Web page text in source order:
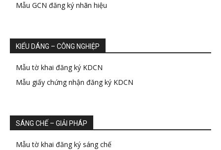
Mẫu GCN đăng ký nhãn hiệu
KIỂU DÁNG – CÔNG NGHIỆP
Mẫu tờ khai đăng ký KDCN
Mẫu giấy chứng nhận đăng ký KDCN
SÁNG CHẾ – GIẢI PHÁP
Mẫu tờ khai đăng ký sáng chế